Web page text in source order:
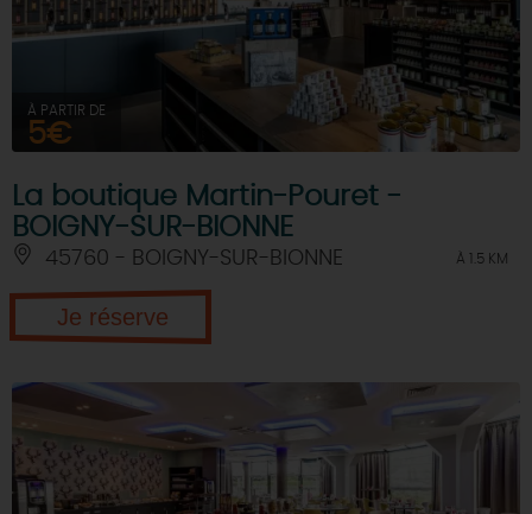
À PARTIR DE
5€
La boutique Martin-Pouret -
BOIGNY-SUR-BIONNE
45760 - BOIGNY-SUR-BIONNE À 1.5 KM
Je réserve